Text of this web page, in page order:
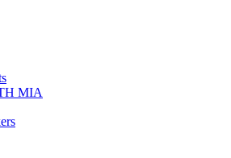
ΜΙΑ